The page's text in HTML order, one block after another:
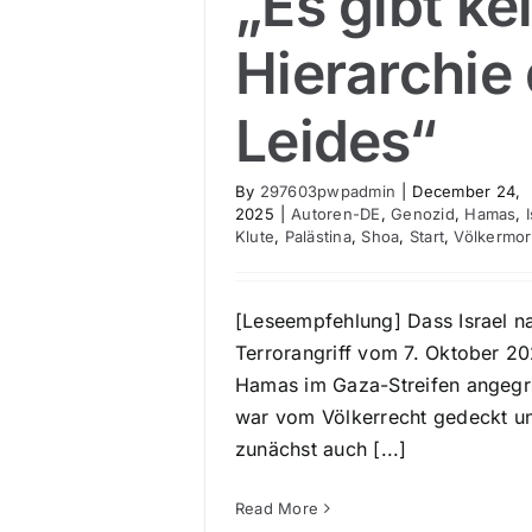
Hierarchie
Leides“
By 297603pwpadmin
December 24,
2025
Autoren-DE,Genozid, Hamas,
Klute, Palästina, Shoa, Start,
[Leseempfehlung] Dass Israel
Terrorangriff vom 7. Oktober
Hamas im Gaza-Streifen
war vom Völkerrecht gedeckt
zunächst auch [...]
Read More